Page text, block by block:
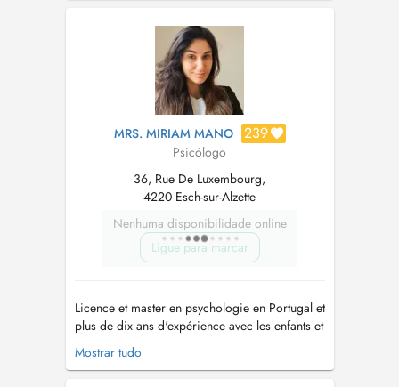
en psychologie clinique et de la santé. Elle est
reconnue comme spécialiste en psycho...
MRS. MIRIAM MANO 239
Psicólogo
36, Rue De Luxembourg,
4220 Esch-sur-Alzette
Nenhuma disponibilidade online
Ligue para marcar
Licence et master en psychologie en Portugal et
plus de dix ans d'expérience avec les enfants et
les adultes. Diverses formations en psychologie
notamment la formation en Hypnose
Mostrar tudo